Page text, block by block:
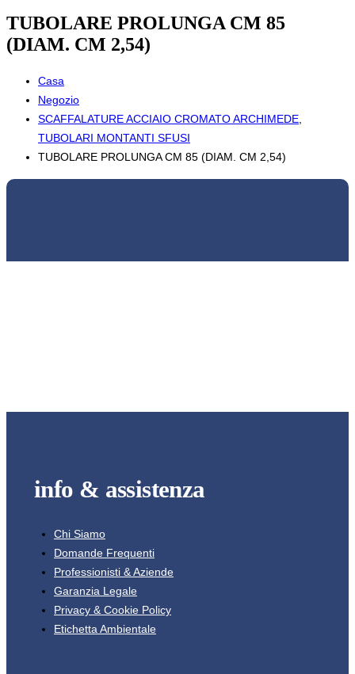
TUBOLARE PROLUNGA CM 85
(DIAM. CM 2,54)
Casa
Negozio
SCAFFALATURE ACCIAIO CROMATO ARCHIMEDE
TUBOLARI MONTANTI SFUSI
TUBOLARE PROLUNGA CM 85 (DIAM. CM 2,54)
info & assistenza
Chi Siamo
Domande Frequenti
Professionisti & Aziende
Garanzia Legale
Privacy & Cookie Policy
Etichetta Ambientale